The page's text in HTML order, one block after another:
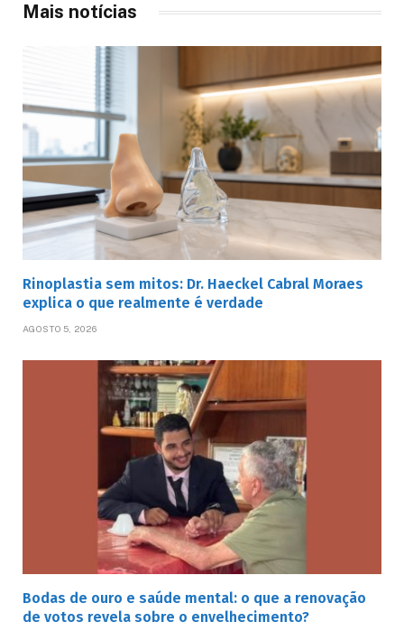
Mais notícias
Rinoplastia sem mitos: Dr. Haeckel Cabral Moraes
explica o que realmente é verdade
AGOSTO 5, 2026
Bodas de ouro e saúde mental: o que a renovação
de votos revela sobre o envelhecimento?